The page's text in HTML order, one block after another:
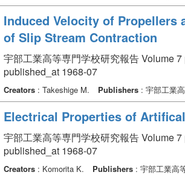
Induced Velocity of Propellers
of Slip Stream Contraction
宇部工業高等専門学校研究報告 Volume 7
published_at 1968-07
Creators: Takeshige M. Publishers: 宇部工業
Electrical Properties of
宇部工業高等専門学校研究報告 Volume 7
published_at 1968-07
Creators: Komorita K. Publishers: 宇部工業高